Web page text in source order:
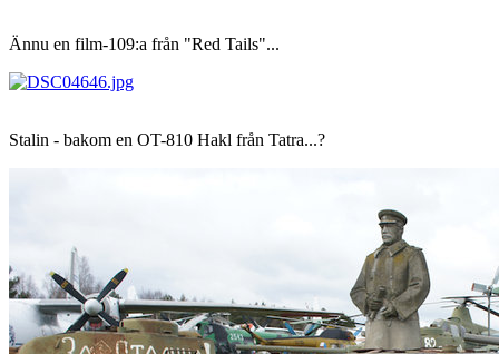
Ännu en film-109:a från "Red Tails"...
Stalin - bakom en OT-810 Hakl från Tatra...?